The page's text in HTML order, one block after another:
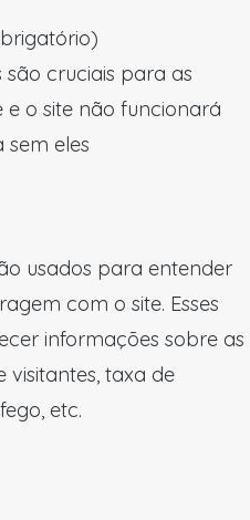
são cruciais para as
e o site não funcionará
eles
usados para entender
com o site. Esses
informações sobre as
visitantes, taxa de
etc.